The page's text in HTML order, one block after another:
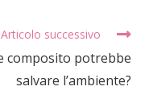
Articolo successivo
composito potrebbe
salvare l’ambiente?